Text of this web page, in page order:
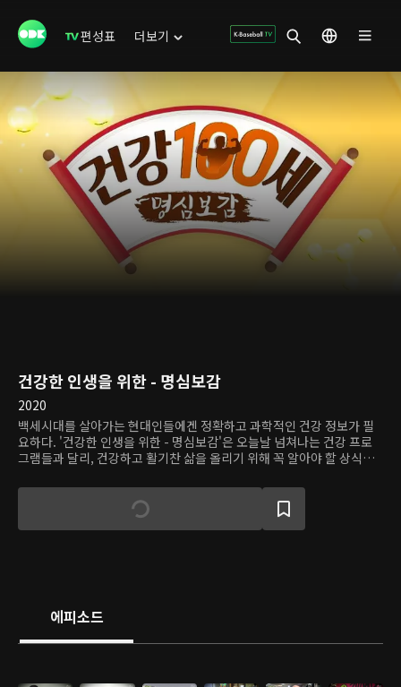
편성표 더보기
건강한 인생을 위한 - 명심보감
2020
백세시대를 살아가는 현대인들에겐 정확하고 과학적인 건강 정보가 필
요하다. '건강한 인생을 위한 - 명심보감'은 오늘날 넘쳐나는 건강 프로
그램들과 달리, 건강하고 활기찬 삶을 올리기 위해 꼭 알아야 할 상식과
통해 건강 프로그램 전문가 이미지를 쌓은 김경란은 이번 프로그램에서
도 제각각인 건강 정보의 오해와 진실을 가려내고, 제대로 전달하는 건강
에피소드